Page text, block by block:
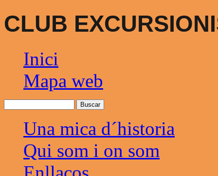
CLUB
Inici
Mapa web
Una mica d´historia
Qui som i on som